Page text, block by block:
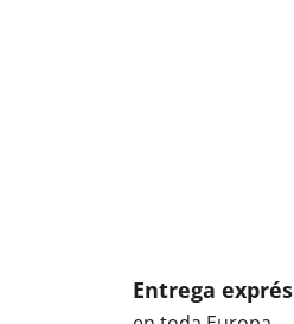
Entrega exprés